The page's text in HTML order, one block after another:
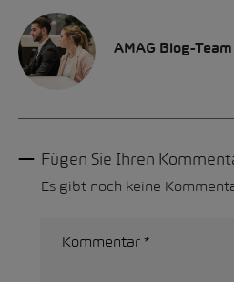
AMAG Blog-Team
Fügen Sie Ihren
Es gibt noch keine